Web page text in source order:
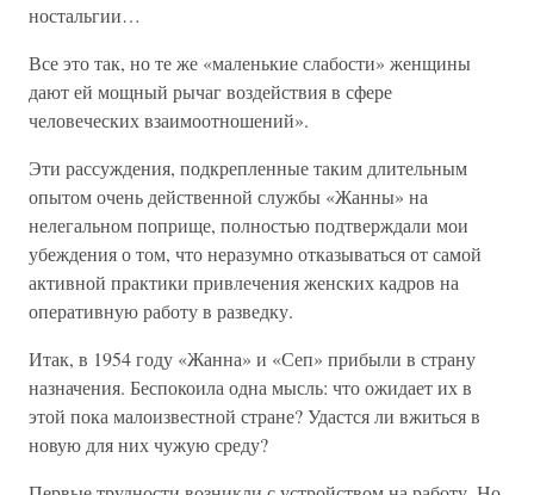
ностальгии…
Все это так, но те же «маленькие слабости» женщины
дают ей мощный рычаг воздействия в сфере
человеческих взаимоотношений».
Эти рассуждения, подкрепленные таким длительным
опытом очень действенной службы «Жанны» на
нелегальном поприще, полностью подтверждали мои
убеждения о том, что неразумно отказываться от самой
активной практики привлечения женских кадров на
оперативную работу в разведку.
Итак, в 1954 году «Жанна» и «Сеп» прибыли в страну
назначения. Беспокоила одна мысль: что ожидает их в
этой пока малоизвестной стране? Удастся ли вжиться в
новую для них чужую среду?